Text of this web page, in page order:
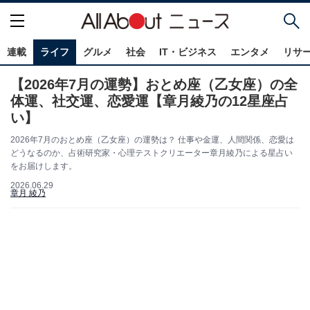
連載 ライフ グルメ 社会 IT・ビジネス エンタメ リサ
【2026年7月の運勢】おとめ座（乙女座）の全
体運、社交運、恋愛運【章月綾乃の12星座占
い】
2026年7月のおとめ座（乙女座）の運勢は？ 仕事や金運、人間関係、恋愛は
どうなるのか、占術研究家・心理テストクリエーター章月綾乃による星占い
をお届けします。
2026.06.29
章月 綾乃